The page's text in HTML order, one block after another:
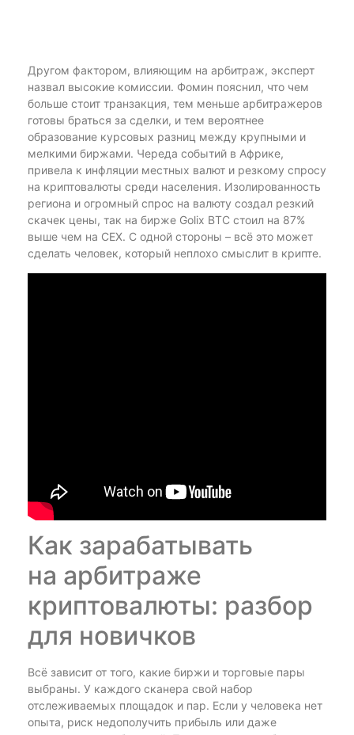
Другом фактором, влияющим на арбитраж, эксперт
назвал высокие комиссии. Фомин пояснил, что чем
больше стоит транзакция, тем меньше арбитражеров
готовы браться за сделки, и тем вероятнее
образование курсовых разниц между крупными и
мелкими биржами. Череда событий в Африке,
привела к инфляции местных валют и резкому спросу
на криптовалюты среди населения. Изолированность
региона и огромный спрос на валюту создал резкий
скачек цены, так на бирже Golix BTC стоил на 87%
выше чем на CEX. С одной стороны – всё это может
сделать человек, который неплохо смыслит в крипте.
Как зарабатывать
на арбитраже
криптовалюты: разбор
для новичков
Всё зависит от того, какие биржи и торговые пары
выбраны. У каждого сканера свой набор
отслеживаемых площадок и пар. Если у человека нет
опыта, риск недополучить прибыль или даже